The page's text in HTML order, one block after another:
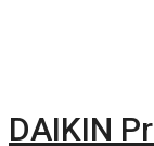
DAIKIN